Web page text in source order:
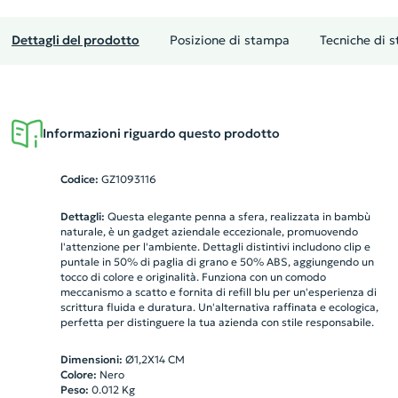
Dettagli del prodotto Posizione di stampa Tecniche di
Informazioni riguardo questo prodotto
Codice: GZ1093116
Dettagli: Questa elegante penna a sfera, realizzata in bambù
naturale, è un gadget aziendale eccezionale, promuovendo
l'attenzione per l'ambiente. Dettagli distintivi includono clip e
puntale in 50% di paglia di grano e 50% ABS, aggiungendo un
tocco di colore e originalità. Funziona con un comodo
meccanismo a scatto e fornita di refill blu per un'esperienza di
scrittura fluida e duratura. Un'alternativa raffinata e ecologica,
perfetta per distinguere la tua azienda con stile responsabile.
Dimensioni: Ø1,2X14 CM
Colore: Nero
Peso: 0.012Kg